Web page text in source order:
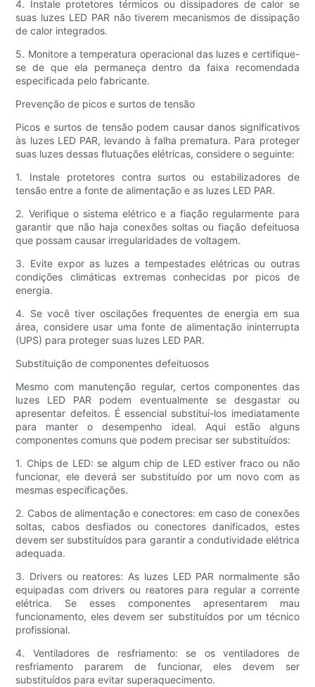
4. Instale protetores térmicos ou dissipadores de calor se
suas luzes LED PAR não tiverem mecanismos de dissipação
de calor integrados.
5. Monitore a temperatura operacional das luzes e certifique-
se de que ela permaneça dentro da faixa recomendada
especificada pelo fabricante.
Prevenção de picos e surtos de tensão
Picos e surtos de tensão podem causar danos significativos
às luzes LED PAR, levando à falha prematura. Para proteger
suas luzes dessas flutuações elétricas, considere o seguinte:
1. Instale protetores contra surtos ou estabilizadores de
tensão entre a fonte de alimentação e as luzes LED PAR.
2. Verifique o sistema elétrico e a fiação regularmente para
garantir que não haja conexões soltas ou fiação defeituosa
que possam causar irregularidades de voltagem.
3. Evite expor as luzes a tempestades elétricas ou outras
condições climáticas extremas conhecidas por picos de
energia.
4. Se você tiver oscilações frequentes de energia em sua
área, considere usar uma fonte de alimentação ininterrupta
(UPS) para proteger suas luzes LED PAR.
Substituição de componentes defeituosos
Mesmo com manutenção regular, certos componentes das
luzes LED PAR podem eventualmente se desgastar ou
apresentar defeitos. É essencial substituí-los imediatamente
para manter o desempenho ideal. Aqui estão alguns
componentes comuns que podem precisar ser substituídos:
1. Chips de LED: se algum chip de LED estiver fraco ou não
funcionar, ele deverá ser substituído por um novo com as
mesmas especificações.
2. Cabos de alimentação e conectores: em caso de conexões
soltas, cabos desfiados ou conectores danificados, estes
devem ser substituídos para garantir a condutividade elétrica
adequada.
3. Drivers ou reatores: As luzes LED PAR normalmente são
equipadas com drivers ou reatores para regular a corrente
elétrica. Se esses componentes apresentarem mau
funcionamento, eles devem ser substituídos por um técnico
profissional.
4. Ventiladores de resfriamento: se os ventiladores de
resfriamento pararem de funcionar, eles devem ser
substituídos para evitar superaquecimento.